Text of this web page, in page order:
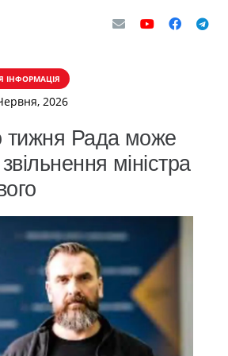
ІНФОРМАЦІЯ
2026
тижня Рада може
міністра